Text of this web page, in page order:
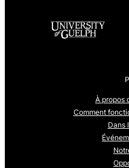
À propos
Comment
Dans